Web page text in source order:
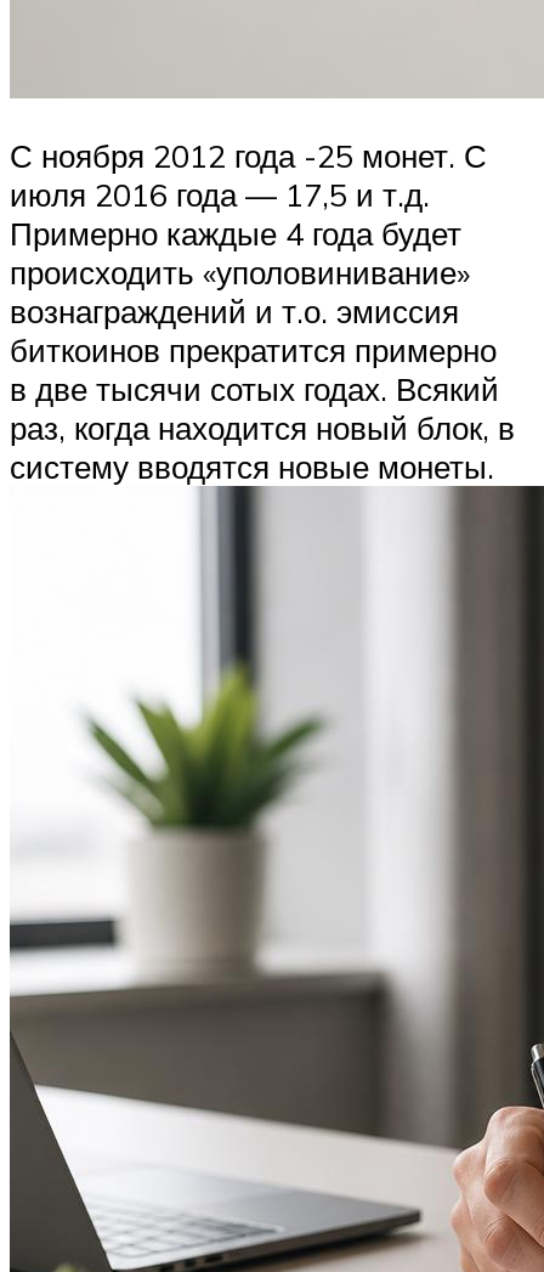
С ноября 2012 года -25 монет. С
июля 2016 года — 17,5 и т.д.
Примерно каждые 4 года будет
происходить «уполовинивание»
вознаграждений и т.о. эмиссия
биткоинов прекратится примерно
в две тысячи сотых годах. Всякий
раз, когда находится новый блок, в
систему вводятся новые монеты.